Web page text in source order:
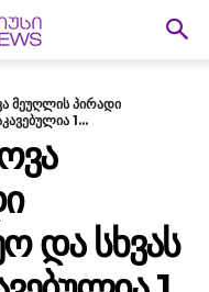
მეუღლის პირადი
1...
ᲓᲐ ᲡᲮᲕᲐᲡ